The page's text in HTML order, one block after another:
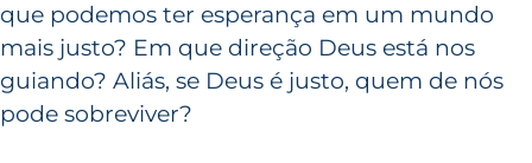
que podemos ter esperança em um mundo
mais justo? Em que direção Deus está nos
guiando? Aliás, se Deus é justo, quem de nós
pode sobreviver?